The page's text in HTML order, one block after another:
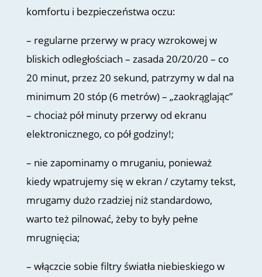
komfortu i bezpieczeństwa oczu:
– regularne przerwy w pracy wzrokowej w
bliskich odległościach – zasada 20/20/20 – co
20 minut, przez 20 sekund, patrzymy w dal na
minimum 20 stóp (6 metrów) – „zaokrąglając”
– chociaż pół minuty przerwy od ekranu
elektronicznego, co pół godziny!;
– nie zapominamy o mruganiu, ponieważ
kiedy wpatrujemy się w ekran / czytamy tekst,
mrugamy dużo rzadziej niż standardowo,
warto też pilnować, żeby to były pełne
mrugnięcia;
– włączcie sobie filtry światła niebieskiego w